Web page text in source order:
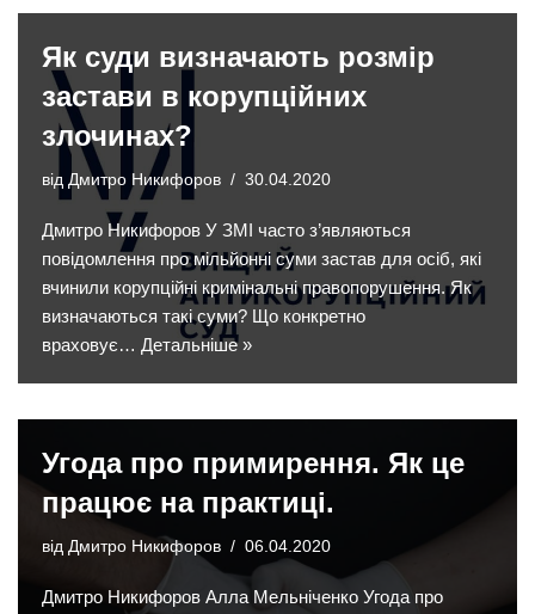
Як суди визначають розмір
застави в корупційних
злочинах?
від Дмитро Никифоров 30.04.2020
Дмитро Никифоров У ЗМІ часто з’являються
повідомлення про мільйонні суми застав для осіб, які
вчинили корупційні кримінальні правопорушення. Як
визначаються такі суми? Що конкретно
враховує… Детальніше »
Угода про примирення. Як це
працює на практиці.
від Дмитро Никифоров 06.04.2020
Дмитро Никифоров Алла Мельніченко Угода про